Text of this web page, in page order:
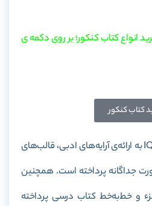
انواع کتاب کنکور؛ بر روی دکمه ی
کتاب کنکور
به ارائه‌ی آرایه‌های ادبی، قالب‌های
جداگانه پرداخته است. همچنین
و خط‌به‌خط کتاب درسی پرداخته